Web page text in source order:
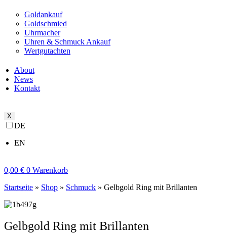
Goldankauf
Goldschmied
Uhrmacher
Uhren & Schmuck Ankauf
Wertgutachten
About
News
Kontakt
X
DE
EN
0,00 € 0 Warenkorb
Startseite » Shop » Schmuck » Gelbgold Ring mit Brillanten
Gelbgold Ring mit Brillanten